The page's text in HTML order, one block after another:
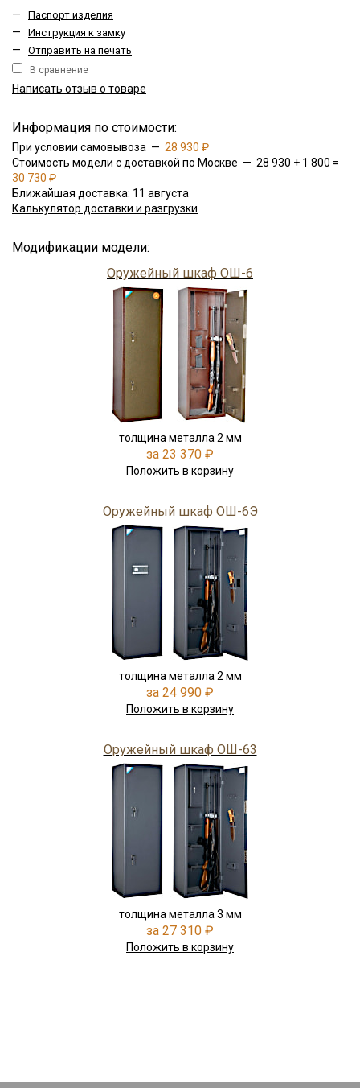
— Паспорт изделия
— Инструкция к замку
— Отправить на печать
В сравнение
Написать отзыв о товаре
Информация по стоимости:
При условии самовывоза — 28 930 ₽
Стоимость модели с доставкой по Москве — 28 930 + 1 800 =
30 730 ₽
Ближайшая доставка: 11 августа
Калькулятор доставки и разгрузки
Модификации модели:
Оружейный шкаф ОШ-6
толщина металла 2 мм
за 23 370 ₽
Положить в корзину
Оружейный шкаф ОШ-6Э
толщина металла 2 мм
за 24 990 ₽
Положить в корзину
Оружейный шкаф ОШ-63
толщина металла 3 мм
за 27 310 ₽
Положить в корзину